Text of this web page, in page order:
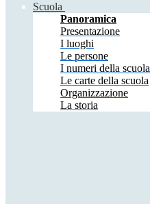
Scuola
Panoramica
Presentazione
I luoghi
Le persone
I numeri della scuola
Le carte della scuola
Organizzazione
La storia